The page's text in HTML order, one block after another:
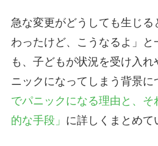
急な変更がどうしても生じ
わったけど、こうなるよ」と
も、子どもが状況を受け入
ニックになってしまう背景に
でパニックになる理由と、
的な手段」 に詳しくまとめて